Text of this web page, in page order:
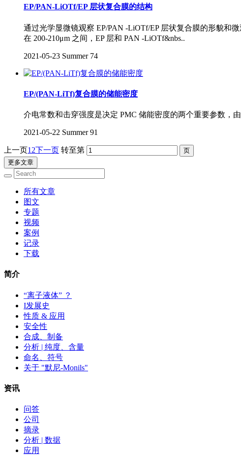
EP/PAN-LiOTf/EP 层状复合膜的结构
通过光学显微镜观察 EP/PAN -LiOTf/EP 层状复合膜的形貌和
在 200-210μm 之间，EP 层和 PAN -LiOTf&nbs..
2021-05-23 Summer 74
EP/(PAN-LiTf)复合膜的储能密度
介电常数和击穿强度是决定 PMC 储能密度的两个重要参数，
2021-05-22 Summer 91
上一页1 2下一页 转至第
更多文章
所有文章
图文
专题
视频
案例
记录
下载
简介
“离子液体” ？
I发展史
性质 & 应用
安全性
合成、制备
分析 | 纯度、含量
命名、符号
关于 "默尼-Monils"
资讯
问答
公司
摘录
分析 | 数据
应用